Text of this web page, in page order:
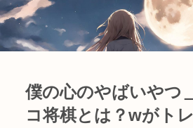
僕の心のやばいやつ
コ将棋とは？wがト